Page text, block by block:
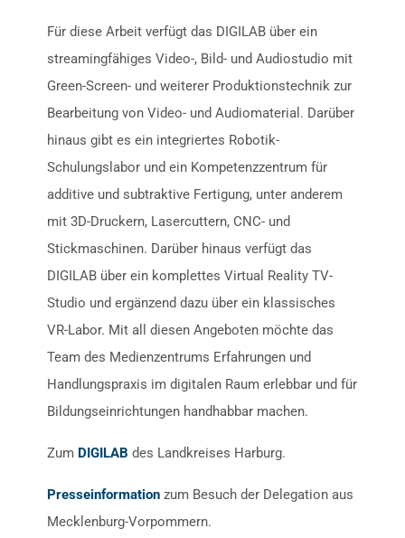
Für diese Arbeit verfügt das DIGILAB über ein
streamingfähiges Video-, Bild- und Audiostudio mit
Green-Screen- und weiterer Produktionstechnik zur
Bearbeitung von Video- und Audiomaterial. Darüber
hinaus gibt es ein integriertes Robotik-
Schulungslabor und ein Kompetenzzentrum für
additive und subtraktive Fertigung, unter anderem
mit 3D-Druckern, Lasercuttern, CNC- und
Stickmaschinen. Darüber hinaus verfügt das
DIGILAB über ein komplettes Virtual Reality TV-
Studio und ergänzend dazu über ein klassisches
VR-Labor. Mit all diesen Angeboten möchte das
Team des Medienzentrums Erfahrungen und
Handlungspraxis im digitalen Raum erlebbar und für
Bildungseinrichtungen handhabbar machen.
Zum DIGILAB des Landkreises Harburg.
Presseinformation zum Besuch der Delegation aus
Mecklenburg-Vorpommern.